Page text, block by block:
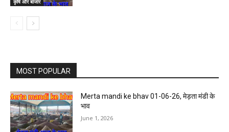
MOST POPULAR
Merta mandi ke bhav 01-06-26, मेड़ता मंडी के
भाव
June 1, 2026